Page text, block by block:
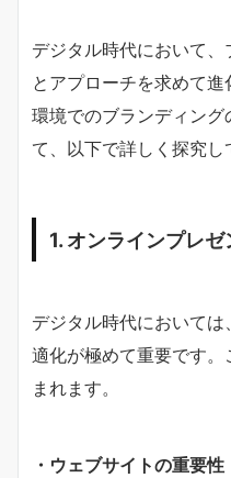
デジタル時代において
とアプローチを求めて
環境でのブランディン
て、以下で詳しく探究し
1. オンラインプレ
デジタル時代において
適化が極めて重要です
まれます。
・ウェブサイトの重要性